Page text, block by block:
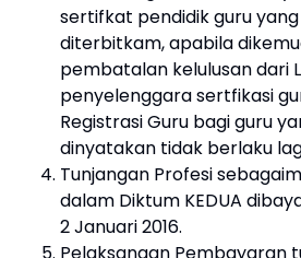
sertifkat pendidik guru
diterbitkam, apabila
pembatalan kelulusan dari
penyelenggara sertfikasi
Registrasi Guru bagi guru
dinyatakan tidak berlaku
Tunjangan Profesi
dalam Diktum KEDUA
2 Januari 2016.